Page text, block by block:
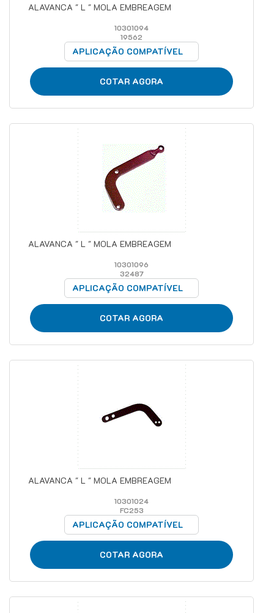
ALAVANCA " L " MOLA EMBREAGEM
10301094
19562
APLICAÇÃO COMPATÍVEL
COTAR AGORA
ALAVANCA " L " MOLA EMBREAGEM
10301096
32487
APLICAÇÃO COMPATÍVEL
COTAR AGORA
ALAVANCA " L " MOLA EMBREAGEM
10301024
FC253
APLICAÇÃO COMPATÍVEL
COTAR AGORA